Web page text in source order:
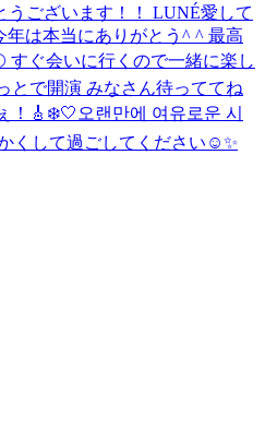
うございます！！ LUNÉ愛して
年は本当にありがとう^ ^ 最高
すぐ会いに行くので一緒に楽し
とで開演 みなさん待っててね
！🎸 ❄️🤍 오랜만에 여유로운 시
くして過ごしてください☺️✨